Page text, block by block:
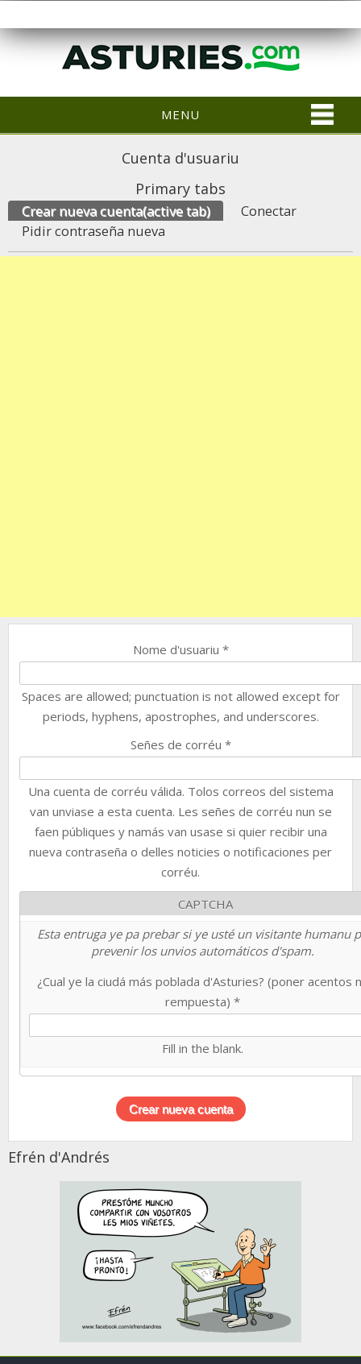
MENU
Cuenta d'usuariu
Primary tabs
Crear nueva cuenta(active tab)
Conectar
Pidir contraseña nueva
Nome d'usuariu *
Spaces are allowed; punctuation is not allowed except for
periods, hyphens, apostrophes, and underscores.
Señes de corréu *
Una cuenta de corréu válida. Tolos correos del sistema
van unviase a esta cuenta. Les señes de corréu nun se
faen públiques y namás van usase si quier recibir una
nueva contraseña o delles noticies o notificaciones per
corréu.
CAPTCHA
Esta entruga ye pa prebar si ye usté un visitante humanu
prevenir los unvios automáticos d'spam.
¿Cual ye la ciudá más poblada d'Asturies? (poner acentos
rempuesta) *
Fill in the blank.
Efrén d'Andrés